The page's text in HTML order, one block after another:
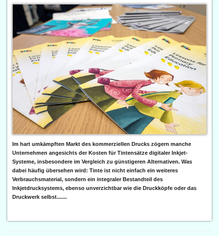
Im hart umkämpften Markt des kommerziellen Drucks zögern manche
Unternehmen angesichts der Kosten für Tintensätze digitaler Inkjet-
Systeme, insbesondere im Vergleich zu günstigeren Alternativen. Was
dabei häufig übersehen wird: Tinte ist nicht einfach ein weiteres
Verbrauchsmaterial, sondern ein integraler Bestandteil des
Inkjetdrucksystems, ebenso unverzichtbar wie die Druckköpfe oder das
Druckwerk selbst.......